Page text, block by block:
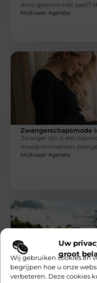
Uw
groot
Wij gebruiken cookies en
begrijpen hoe u onze
verbeteren. Deze cookies
doos gewoon niet past?
Multiuser Agenda
Zwangerschapsmode
Zwanger zijn is een
mooie momenten,
Multiuser Agenda
De passie achter